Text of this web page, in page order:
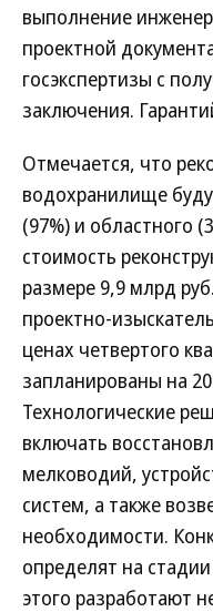
выполнение
проектной
госэкспертизы с
заключения.
Отмечается, что
водохранилище
(97%) и областного
стоимость
размере 9,9 млрд
проектно-
ценах четвертого
запланированы на
Технологические
включать
мелководий,
систем, а также
необходимости.
определят на
этого разработают